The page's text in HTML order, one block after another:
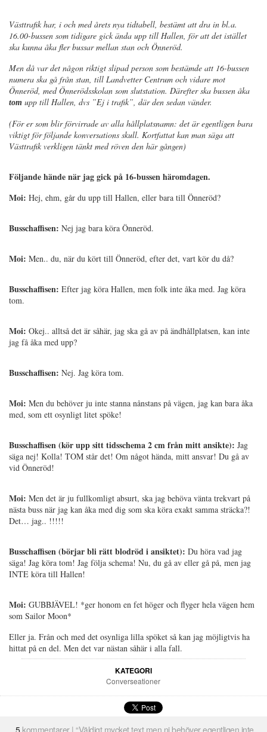
Västtrafik har, i och med årets nya tidtabell, bestämt att dra in bl.a.
16.00-bussen som tidigare gick ända upp till Hallen, för att det istället
ska kunna åka fler bussar mellan stan och Önneröd.
Men då var det någon riktigt slipad person som bestämde att 16-bussen
numera ska gå från stan, till Landvetter Centrum och vidare mot
Önneröd, med Önnerödsskolan som slutstation. Därefter ska bussen åka
tom upp till Hallen, dvs ”Ej i trafik”, där den sedan vänder.
(För er som blir förvirrade av alla hållplatsnamn: det är egentligen bara
viktigt för följande konversations skull. Kortfattat kan man säga att
Västtrafik verkligen tänkt med röven den här gången)
Följande hände när jag gick på 16-bussen häromdagen.
Moi: Hej, ehm, går du upp till Hallen, eller bara till Önneröd?
Busschaffisen: Nej jag bara köra Önneröd.
Moi: Men.. du, när du kört till Önneröd, efter det, vart kör du då?
Busschaffisen: Efter jag köra Hallen, men folk inte åka med. Jag köra
tom.
Moi: Okej.. alltså det är såhär, jag ska gå av på ändhållplatsen, kan inte
jag få åka med upp?
Busschaffisen: Nej. Jag köra tom.
Moi: Men du behöver ju inte stanna nånstans på vägen, jag kan bara åka
med, som ett osynligt litet spöke!
Busschaffisen (kör upp sitt tidsschema 2 cm från mitt ansikte): Jag
säga nej! Kolla! TOM står det! Om något hända, mitt ansvar! Du gå av
vid Önneröd!
Moi: Men det är ju fullkomligt absurt, ska jag behöva vänta trekvart på
nästa buss när jag kan åka med dig som ska köra exakt samma sträcka?!
Det… jag.. !!!!!
Busschaffisen (börjar bli rätt blodröd i ansiktet): Du höra vad jag
säga! Jag köra tom! Jag följa schema! Nu, du gå av eller gå på, men jag
INTE köra till Hallen!
Moi: GUBBJÄVEL! *ger honom en fet höger och flyger hela vägen hem
som Sailor Moon*
Eller ja. Från och med det osynliga lilla spöket så kan jag möjligtvis ha
hittat på en del. Men det var nästan såhär i alla fall.
KATEGORI
Converseationer
5kommentarer | “Väldigt mycket text men ni behöver egentligen inte